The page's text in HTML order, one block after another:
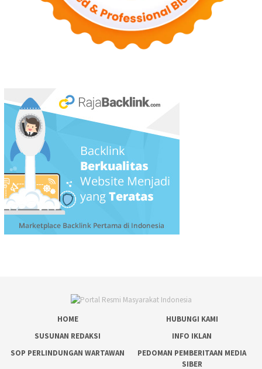
HOME
HUBUNGI KAMI
SUSUNAN REDAKSI
INFO IKLAN
SOP PERLINDUNGAN WARTAWAN
PEDOMAN PEMBERITAAN MEDIA
SIBER